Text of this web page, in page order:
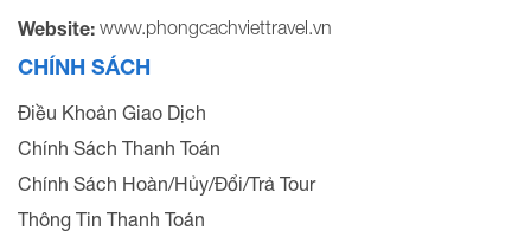
Website: www.phongcachviettravel.vn
CHÍNH SÁCH
Điều Khoản Giao Dịch
Chính Sách Thanh Toán
Chính Sách Hoàn/Hủy/Đổi/Trả Tour
Thông Tin Thanh Toán